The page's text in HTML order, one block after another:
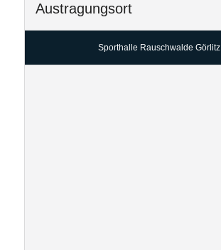
Austragungsort
Sporthalle Rauschwalde Görlitz